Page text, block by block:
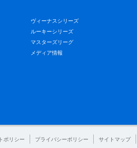
ヴィーナスシリーズ
ルーキーシリーズ
マスターズリーグ
メディア情報
ポリシー プライバシーポリシー サイトマップ